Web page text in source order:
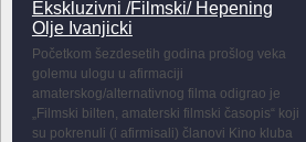
Ekskluzivni /Filmski/ Hepening
Olje Ivanjicki
Početkom šezdesetih godina prošlog veka
golemu ulogu u afirmaciji
amaterskog/alternativnog filma odigrao je
„Filmski bilten, amaterski filmski časopis“ koji
su pokrenuli (i afirmisali) članovi Kino kluba